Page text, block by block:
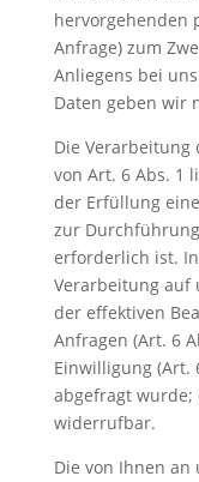
hervorgehenden
Anfrage) zum
Anliegens bei
Daten geben wir
Die Verarbeitung
von Art. 6 Abs. 1
der Erfüllung
zur
erforderlich ist.
Verarbeitung auf
der effektiven
Anfragen (Art. 6
Einwilligung (Art.
abgefragt
widerrufbar.
Die von Ihnen an